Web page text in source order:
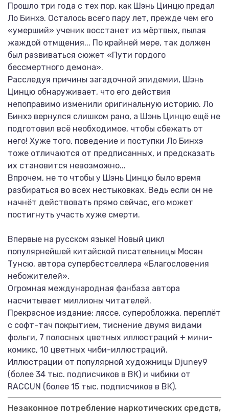
Прошло три года с тех пор, как Шэнь Цинцю предал
Ло Бинхэ. Осталось всего пару лет, прежде чем его
«умерший» ученик восстанет из мёртвых, пылая
жаждой отмщения... По крайней мере, так должен
был развиваться сюжет «Пути гордого
бессмертного демона».
Расследуя причины загадочной эпидемии, Шэнь
Цинцю обнаруживает, что его действия
непоправимо изменили оригинальную историю. Ло
Бинхэ вернулся слишком рано, а Шэнь Цинцю ещё не
подготовил всё необходимое, чтобы сбежать от
него! Хуже того, поведение и поступки Ло Бинхэ
тоже отличаются от предписанных, и предсказать
их становится невозможно...
Впрочем, не то чтобы у Шэнь Цинцю было время
разбираться во всех нестыковках. Ведь если он не
начнёт действовать прямо сейчас, его может
постигнуть участь хуже смерти.
Впервые на русском языке! Новый цикл
популярнейшей китайской писательницы Мосян
Тунсю, автора супербестселлера «Благословения
небожителей».
Огромная международная фанбаза автора
насчитывает миллионы читателей.
Прекрасное издание: ляссе, суперобложка, переплёт
с софт-тач покрытием, тиснение двумя видами
фольги, 7 полосных цветных иллюстраций + мини-
комикс, 10 цветных чиби-иллюстраций.
Иллюстрации от популярной художницы Djuney9
(более 34 тыс. подписчиков в ВК) и чибики от
RACCUN (более 15 тыс. подписчиков в ВК).
Незаконное потребление наркотических средств,